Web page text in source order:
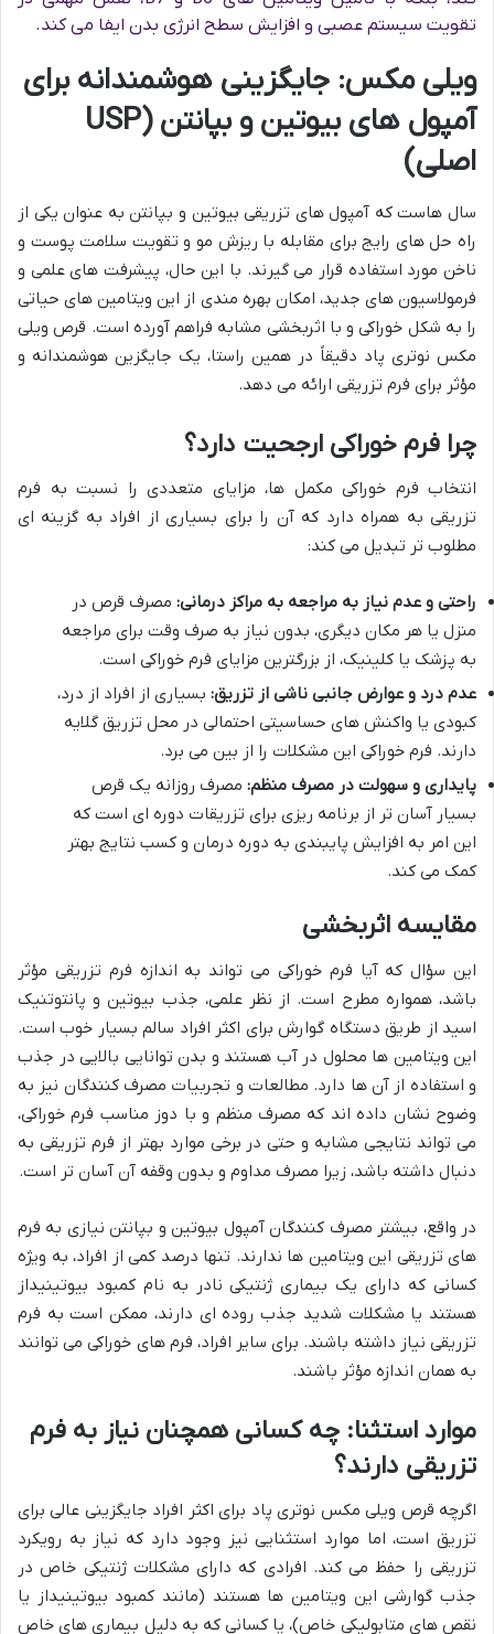
تقویت سیستم عصبی و افزایش سطح انرژی بدن ایفا می کند.
ویلی مکس: جایگزینی هوشمندانه برای
آمپول های بیوتین و بپانتن (USP
اصلی)
سال هاست که آمپول های تزریقی بیوتین و بپانتن به عنوان یکی از
راه حل های رایج برای مقابله با ریزش مو و تقویت سلامت پوست و
ناخن مورد استفاده قرار می گیرند. با این حال، پیشرفت های علمی و
فرمولاسیون های جدید، امکان بهره مندی از این ویتامین های حیاتی
را به شکل خوراکی و با اثربخشی مشابه فراهم آورده است. قرص ویلی
مکس نوتری پاد دقیقاً در همین راستا، یک جایگزین هوشمندانه و
مؤثر برای فرم تزریقی ارائه می دهد.
چرا فرم خوراکی ارجحیت دارد؟
انتخاب فرم خوراکی مکمل ها، مزایای متعددی را نسبت به فرم
تزریقی به همراه دارد که آن را برای بسیاری از افراد به گزینه ای
مطلوب تر تبدیل می کند:
راحتی و عدم نیاز به مراجعه به مراکز درمانی: مصرف قرص در
منزل یا هر مکان دیگری، بدون نیاز به صرف وقت برای مراجعه
به پزشک یا کلینیک، از بزرگترین مزایای فرم خوراکی است.
عدم درد و عوارض جانبی ناشی از تزریق: بسیاری از افراد از درد،
کبودی یا واکنش های حساسیتی احتمالی در محل تزریق گلایه
دارند. فرم خوراکی این مشکلات را از بین می برد.
پایداری و سهولت در مصرف منظم: مصرف روزانه یک قرص
بسیار آسان تر از برنامه ریزی برای تزریقات دوره ای است که
این امر به افزایش پایبندی به دوره درمان و کسب نتایج بهتر
کمک می کند.
مقایسه اثربخشی
این سؤال که آیا فرم خوراکی می تواند به اندازه فرم تزریقی مؤثر
باشد، همواره مطرح است. از نظر علمی، جذب بیوتین و پانتوتنیک
اسید از طریق دستگاه گوارش برای اکثر افراد سالم بسیار خوب است.
این ویتامین ها محلول در آب هستند و بدن توانایی بالایی در جذب
و استفاده از آن ها دارد. مطالعات و تجربیات مصرف کنندگان نیز به
وضوح نشان داده اند که مصرف منظم و با دوز مناسب فرم خوراکی،
می تواند نتایجی مشابه و حتی در برخی موارد بهتر از فرم تزریقی به
دنبال داشته باشد، زیرا مصرف مداوم و بدون وقفه آن آسان تر است.
در واقع، بیشتر مصرف کنندگان آمپول بیوتین و بپانتن نیازی به فرم
های تزریقی این ویتامین ها ندارند. تنها درصد کمی از افراد، به ویژه
کسانی که دارای یک بیماری ژنتیکی نادر به نام کمبود بیوتینیداز
هستند یا مشکلات شدید جذب روده ای دارند، ممکن است به فرم
تزریقی نیاز داشته باشند. برای سایر افراد، فرم های خوراکی می توانند
به همان اندازه مؤثر باشند.
موارد استثنا: چه کسانی همچنان نیاز به فرم
تزریقی دارند؟
اگرچه قرص ویلی مکس نوتری پاد برای اکثر افراد جایگزینی عالی برای
تزریق است، اما موارد استثنایی نیز وجود دارد که نیاز به رویکرد
تزریقی را حفظ می کند. افرادی که دارای مشکلات ژنتیکی خاص در
جذب گوارشی این ویتامین ها هستند (مانند کمبود بیوتینیداز یا
نقص های متابولیکی خاص)، یا کسانی که به دلیل بیماری های خاص